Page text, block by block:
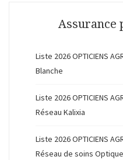
Assurance
Liste 2026 OPTICIENS
Blanche
Liste 2026 OPTICIENS
Réseau Kalixia
Liste 2026 OPTICIENS
Réseau de soins Optique